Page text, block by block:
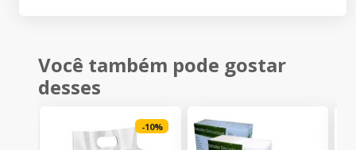
Você também pode gostar
desses
-10%